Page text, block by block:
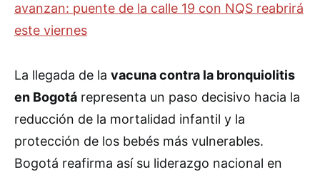
avanzan: puente de la calle 19 con NQS reabrirá
este viernes
La llegada de la vacuna contra la bronquiolitis
en Bogotá representa un paso decisivo hacia la
reducción de la mortalidad infantil y la
protección de los bebés más vulnerables.
Bogotá reafirma así su liderazgo nacional en